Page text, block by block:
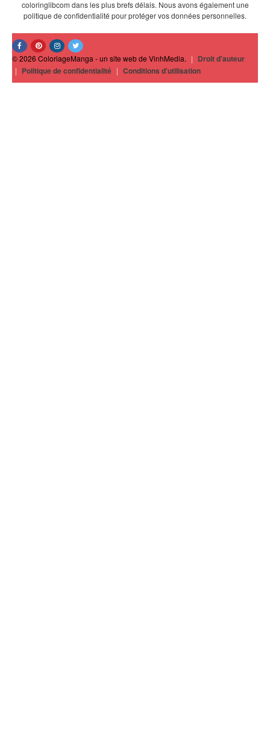
coloringlibcom dans les plus brefs délais. Nous avons également une
politique de confidentialité pour protéger vos données personnelles.
© 2026 ColoriageManga - un site web de VinhMedia. | Droit d'auteur
| Politique de confidentialité | Conditions d'utilisation